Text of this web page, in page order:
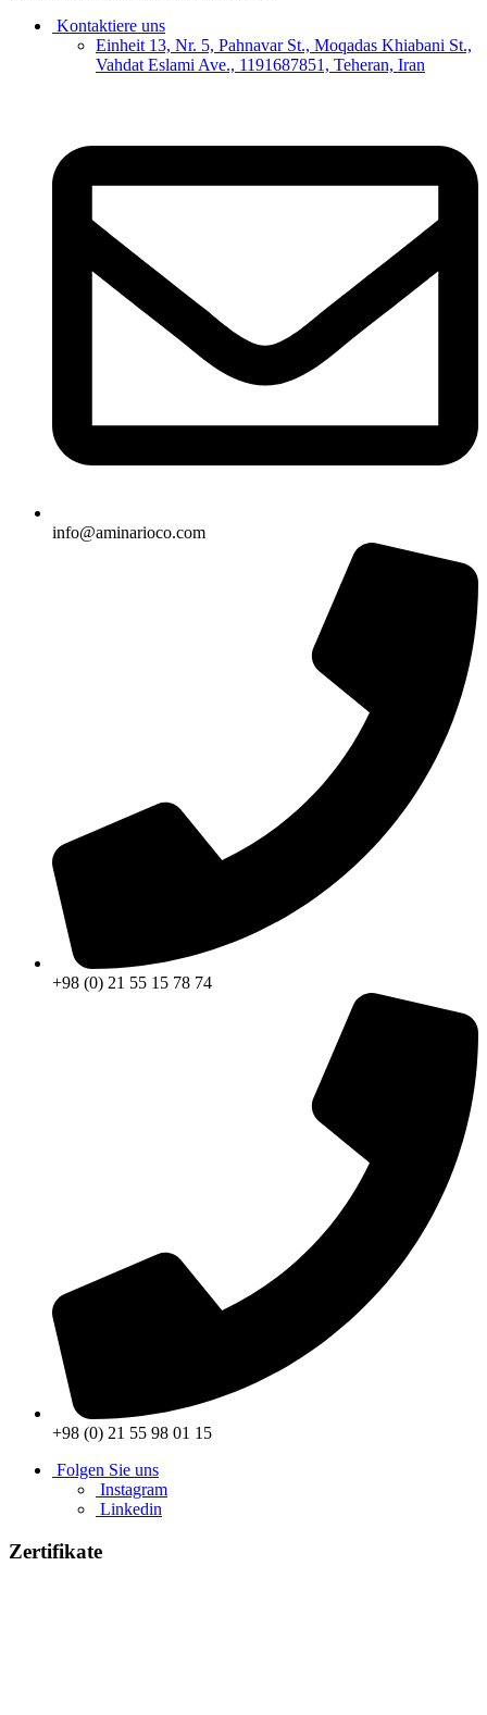
Kontaktiere uns
Einheit 13, Nr. 5, Pahnavar St., Moqadas Khiabani St.,
Vahdat Eslami Ave., 1191687851, Teheran, Iran
info@aminarioco.com
+98 (0) 21 55 15 78 74
+98 (0) 21 55 98 01 15
Folgen Sie uns
Instagram
Linkedin
Zertifikate